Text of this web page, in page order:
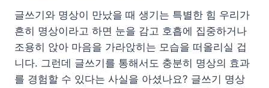
글쓰기와 명상이 만났을 때 생기는 특별한 힘 우리가
흔히 명상이라고 하면 눈을 감고 호흡에 집중하거나
조용히 앉아 마음을 가라앉히는 모습을 떠올리실 겁
니다. 그런데 글쓰기를 통해서도 충분히 명상의 효과
를 경험할 수 있다는 사실을 아셨나요? 글쓰기 명상